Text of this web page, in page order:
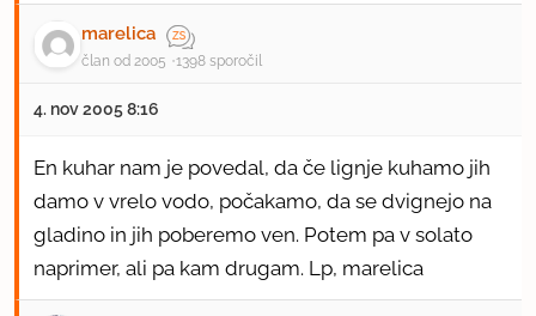
marelica
član od 2005 1398 sporočil
4. nov 2005 8:16
En kuhar nam je povedal, da če lignje kuhamo jih
damo v vrelo vodo, počakamo, da se dvignejo na
gladino in jih poberemo ven. Potem pa v solato
naprimer, ali pa kam drugam. Lp, marelica